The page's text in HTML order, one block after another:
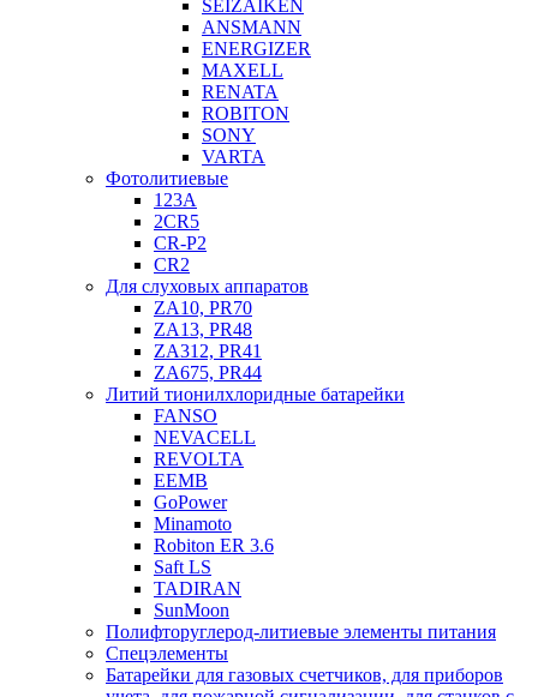
SEIZAIKEN
ANSMANN
ENERGIZER
MAXELL
RENATA
ROBITON
SONY
VARTA
Фотолитиевые
123A
2CR5
CR-P2
CR2
Для слуховых аппаратов
ZA10, PR70
ZA13, PR48
ZA312, PR41
ZA675, PR44
Литий тионилхлоридные батарейки
FANSO
NEVACELL
REVOLTA
EEMB
GoPower
Minamoto
Robiton ER 3.6
Saft LS
TADIRAN
SunMoon
Полифторуглерод-литиевые элементы питания
Спецэлементы
Батарейки для газовых счетчиков, для приборов